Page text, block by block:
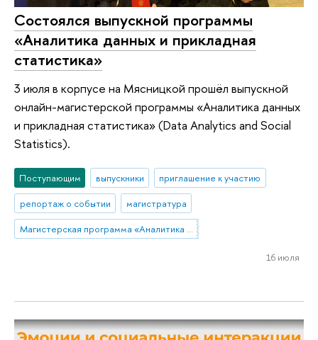
Состоялся выпускной программы
«Аналитика данных и прикладная
статистика»
3 июля в корпусе на Мясницкой прошёл выпускной
онлайн-магистерской программы «Аналитика данных
и прикладная статистика» (Data Analytics and Social
Statistics).
Поступающим выпускники
приглашение к участию
репортаж о событии
магистратура
Магистерская программа «Аналитика данных и прикладная статистика / Data Analytics and Social Statistics»
16 июля